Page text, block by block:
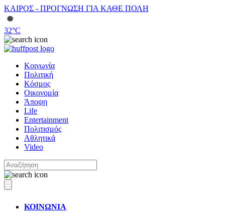
ΚΑΙΡΟΣ - ΠΡΟΓΝΩΣΗ ΓΙΑ ΚΑΘΕ ΠΟΛΗ
32°C
Κοινωνία
Πολιτική
Κόσμος
Οικονομία
Άποψη
Life
Entertainment
Πολιτισμός
Αθλητικά
Video
ΚΟΙΝΩΝΙΑ